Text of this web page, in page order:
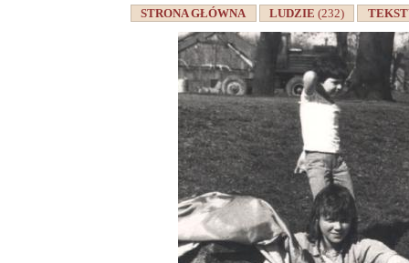
STRONA GŁÓWNA LUDZIE(232)